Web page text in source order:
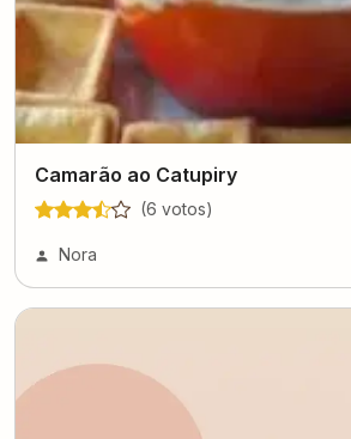
Camarão ao Catupiry
(6 votos)
Nora